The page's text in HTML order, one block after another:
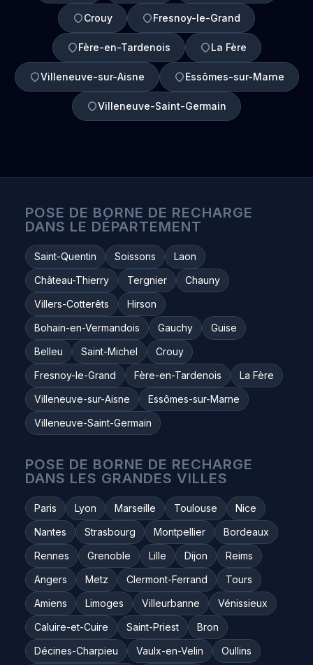
Crouy Fresnoy-le-Grand
Fère-en-Tardenois La Fère
Villeneuve-sur-Aisne Essômes-sur-Marne
Villeneuve-Saint-Germain
POSE DE BORNE DE RECHARGE
DANS LE DÉPARTEMENT
Saint-Quentin Soissons
Laon
Château-Thierry
Tergnier
Chauny
Villers-Cotterêts
Hirson
Bohain-en-Vermandois
Gauchy
Guise
Belleu
Saint-Michel
Crouy
Fresnoy-le-Grand
Fère-en-Tardenois
La Fère
Villeneuve-sur-Aisne
Essômes-sur-Marne
Villeneuve-Saint-Germain
POSE DE BORNE DE RECHARGE
DANS LES GRANDES VILLES
Paris Lyon Marseille Toulouse
Nice
Nantes
Strasbourg Montpellier
Bordeaux
Rennes
Grenoble Lille Dijon
Reims
Angers
Metz Clermont-Ferrand
Tours
Amiens
Limoges Villeurbanne
Vénissieux
Caluire-et-Cuire
Saint-Priest
Bron
Décines-Charpieu
Vaulx-en-Velin
Oullins